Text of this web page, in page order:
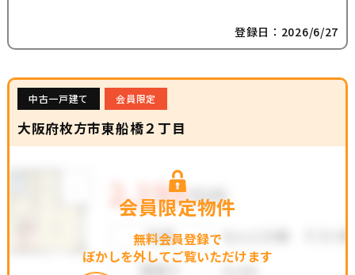
登録日：2026/6/27
中古一戸建て 会員限定
大阪府枚方市東船橋２丁目
会員限定物件
無料会員登録で
ぼかしを外してご覧いただけます